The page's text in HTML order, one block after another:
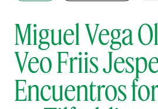
Miguel Vega
Veo Friis
Encuentros